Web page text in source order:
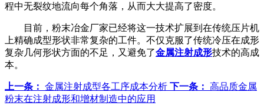
程中无裂纹地流向每个角落，从而大大提高了密度。
目前，粉末冶金厂家已经将这一技术扩展到在传统压片机
上精确成型形状非常复杂的工件。不仅克服了传统冷压在成形
复杂几何形状方面的不足，又避免了金属注射成形技术的高成
本。
上一条： 金属注射成型各工序成本分析 下一条： 高品质金属
粉末在注射成形和增材制造中的应用